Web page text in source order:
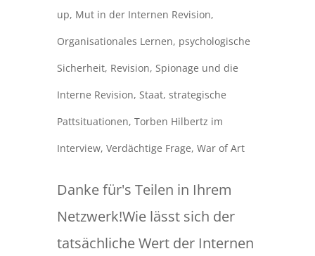
up, Mut in der Internen Revision,
Organisationales Lernen, psychologische
Sicherheit, Revision, Spionage und die
Interne Revision, Staat, strategische
Pattsituationen, Torben Hilbertz im
Interview, Verdächtige Frage, War of Art
Danke für's Teilen in Ihrem
Netzwerk!Wie lässt sich der
tatsächliche Wert der Internen